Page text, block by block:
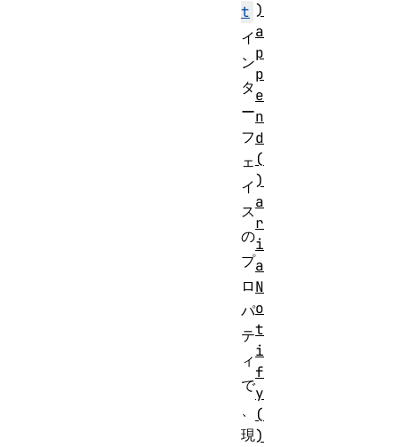
t
イ
ン
タ
ー
フ
ェ
イ
ス
の
プ
ロ
パ
テ
ィ
で
、
現
)
a
p
p
e
n
d
(
)
a
r
i
a
N
o
t
i
f
y
(
)